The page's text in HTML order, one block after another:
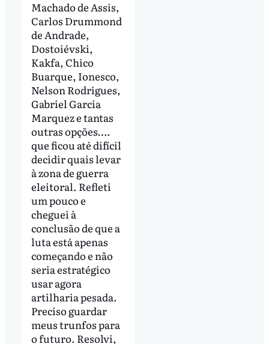
Machado de Assis,
Carlos Drummond
de Andrade,
Dostoiévski,
Kakfa, Chico
Buarque, Ionesco,
Nelson Rodrigues,
Gabriel García
Marquez e tantas
outras opções….
que ficou até difícil
decidir quais levar
à zona de guerra
eleitoral. Refleti
um pouco e
cheguei à
conclusão de que a
luta está apenas
começando e não
seria estratégico
usar agora
artilharia pesada.
Preciso guardar
meus trunfos para
o futuro. Resolvi,